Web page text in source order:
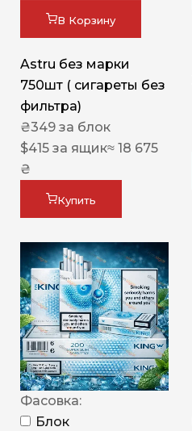
В Корзину
Astru без марки
750шт ( сигареты без
фильтра)
₴349 за блок
$415 за ящик≈ 18 675
₴
Купить
Фасовка:
Блок